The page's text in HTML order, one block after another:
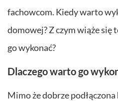
fachowcom. Kiedy warto
domowej? Z czym wiąże się
go wykonać?
Dlaczego warto go
Mimo że dobrze